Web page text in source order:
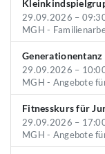
29.09.2026 –
MGH -
Generationentanz
29.09.2026 –
MGH - Angebote
Fitnesskurs für
29.09.2026 –
MGH - Angebote